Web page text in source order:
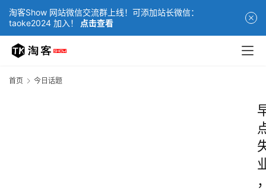
淘客Show 网站微信交流群上线！可添加站长微信：
taoke2024 加入！
点击查看
首页 今日话题